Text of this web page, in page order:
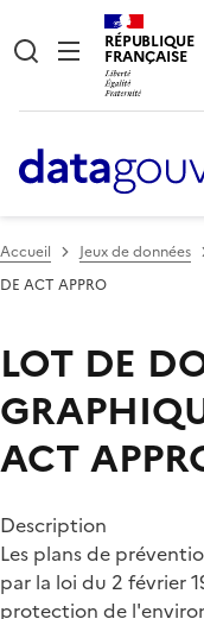
RÉPUBLIQUE
FRANÇAISE
Accueil Jeux de données
DE ACT APPRO
LOT DE
ACT
Description
Les plans de
par la loi du 2 février
protection de